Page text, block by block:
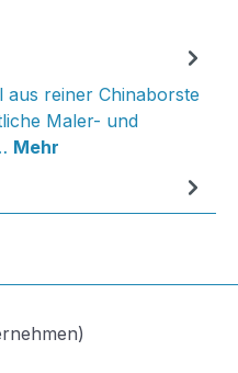
aus reiner Chinaborste
Maler- und
Mehr